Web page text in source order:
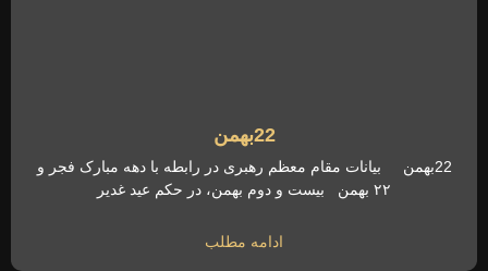
22بهمن
22بهمن بیانات مقام معظم رهبری در رابطه با دهه مبارک فجر و
۲۲ بهمن بیست و دوم بهمن، در حکم عید غدیر
ادامه مطلب